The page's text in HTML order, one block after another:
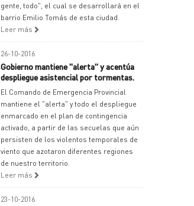
gente, todo", el cual se desarrollará en el
barrio Emilio Tomás de esta ciudad.
Leer más
26-10-2016
Gobierno mantiene "alerta" y acentúa
despliegue asistencial por tormentas.
El Comando de Emergencia Provincial
mantiene el "alerta" y todo el despliegue
enmarcado en el plan de contingencia
activado, a partir de las secuelas que aún
persisten de los violentos temporales de
viento que azotaron diferentes regiones
de nuestro territorio.
Leer más
23-10-2016